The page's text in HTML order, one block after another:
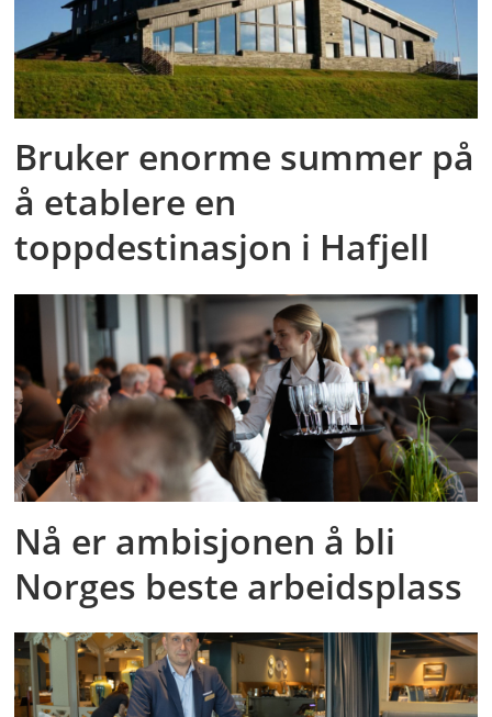
Bruker enorme summer på
å etablere en
toppdestinasjon i Hafjell
Nå er ambisjonen å bli
Norges beste arbeidsplass